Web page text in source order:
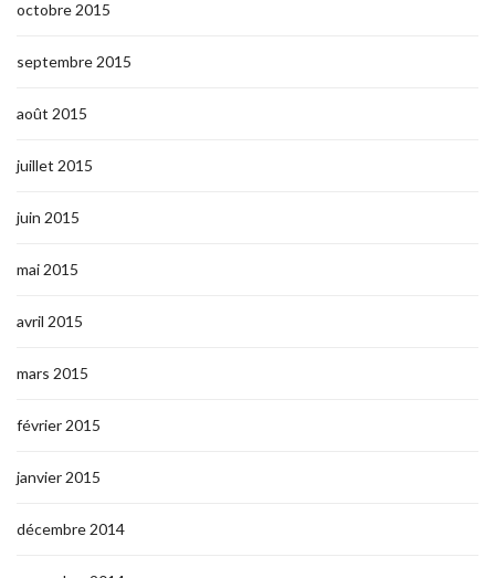
octobre 2015
septembre 2015
août 2015
juillet 2015
juin 2015
mai 2015
avril 2015
mars 2015
février 2015
janvier 2015
décembre 2014